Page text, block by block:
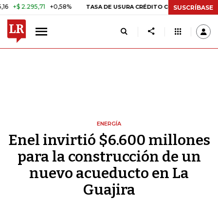
2.295,71 +0,58% TASA DE USURA CRÉDITO CONSUMO 29,66%
SUSCRÍBASE
ENERGÍA
Enel invirtió $6.600 millones
para la construcción de un
nuevo acueducto en La
Guajira